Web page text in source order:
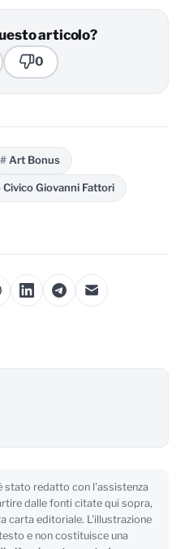
articolo?
0
Art Bonus
Civico Giovanni Fattori
stato redatto con l'assistenza
dalle fonti citate qui sopra,
carta editoriale. L'illustrazione
e non costituisce una